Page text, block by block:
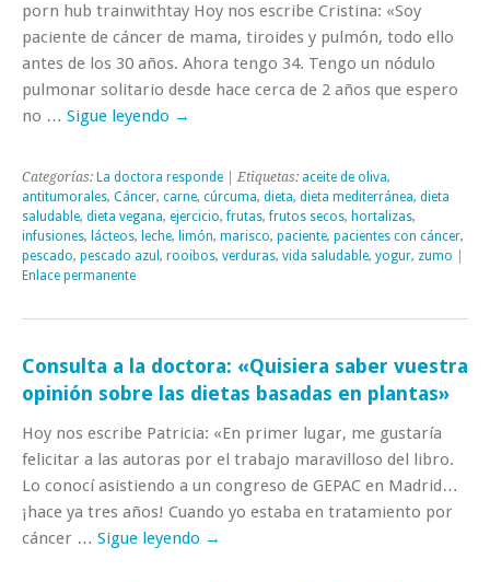
porn hub trainwithtay Hoy nos escribe Cristina: «Soy
paciente de cáncer de mama, tiroides y pulmón, todo ello
antes de los 30 años. Ahora tengo 34. Tengo un nódulo
pulmonar solitario desde hace cerca de 2 años que espero
no … Sigue leyendo →
Categorías: La doctora responde | Etiquetas: aceite de oliva,
antitumorales, Cáncer, carne, cúrcuma, dieta, dieta mediterránea, dieta
saludable, dieta vegana, ejercicio,frutas,frutos secos, hortalizas,
infusiones, lácteos, leche, limón, marisco, paciente, pacientes con cáncer,
pescado, pescado azul , rooibos, verduras, vida saludable, yogur, zumo
Enlace permanente
Consulta a la doctora: «Quisiera saber vuestra
opinión sobre las dietas basadas en plantas»
Hoy nos escribe Patricia: «En primer lugar, me gustaría
felicitar a las autoras por el trabajo maravilloso del libro.
Lo conocí asistiendo a un congreso de GEPAC en Madrid…
¡hace ya tres años! Cuando yo estaba en tratamiento por
cáncer … Sigue leyendo →